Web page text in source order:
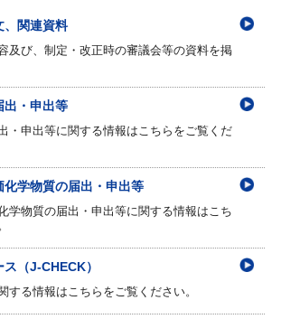
関連資料
及び、制定・改正時の審議会等の資料を掲
出・申出等
・申出等に関する情報はこちらをご覧くだ
化学物質の届出・申出等
学物質の届出・申出等に関する情報はこち
（J-CHECK）
する情報はこちらをご覧ください。